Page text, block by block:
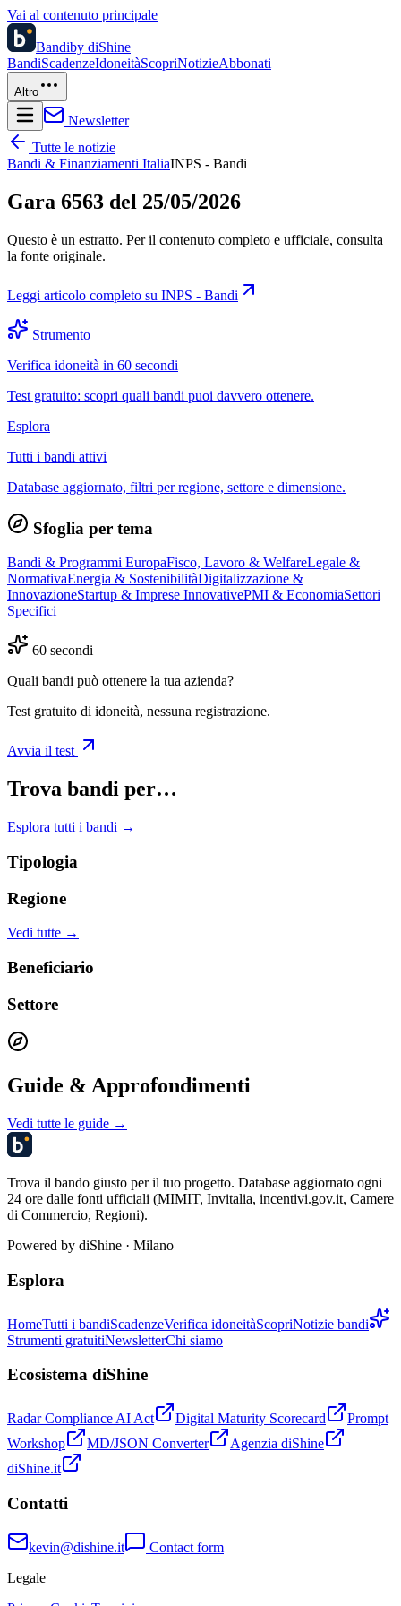
Vai al contenuto principale
Bandiby diShine
BandiScadenzeIdoneitàScopriNotizieAbbonati
Altro
Newsletter
Tutte le notizie
Bandi & Finanziamenti ItaliaINPS - Bandi
Gara 6563 del 25/05/2026
Questo è un estratto. Per il contenuto completo e ufficiale, consulta
la fonte originale.
Leggi articolo completo su INPS - Bandi
Strumento
Verifica idoneità in 60 secondi
Test gratuito: scopri quali bandi puoi davvero ottenere.
Esplora
Tutti i bandi attivi
Database aggiornato, filtri per regione, settore e dimensione.
Sfoglia per tema
Bandi & Programmi EuropaFisco, Lavoro & WelfareLegale &
NormativaEnergia & SostenibilitàDigitalizzazione &
InnovazioneStartup & Imprese InnovativePMI & EconomiaSettori
Specifici
60 secondi
Quali bandi può ottenere la tua azienda?
Test gratuito di idoneità, nessuna registrazione.
Avvia il test
Trova bandi per…
Esplora tutti i bandi →
Tipologia
Regione
Vedi tutte →
Beneficiario
Settore
Guide & Approfondimenti
Vedi tutte le guide →
Trova il bando giusto per il tuo progetto. Database aggiornato ogni
24 ore dalle fonti ufficiali (MIMIT, Invitalia, incentivi.gov.it, Camere
di Commercio, Regioni).
Powered by diShine · Milano
Esplora
HomeTutti i bandiScadenzeVerifica idoneitàScopriNotizie bandi
Strumenti gratuitiNewsletterChi siamo
Ecosistema diShine
Radar Compliance AI Act Digital Maturity Scorecard
Prompt
Workshop
MD/JSON Converter
Agenzia diShine
diShine.it
Contatti
kevin@dishine.it
Contact form
Legale